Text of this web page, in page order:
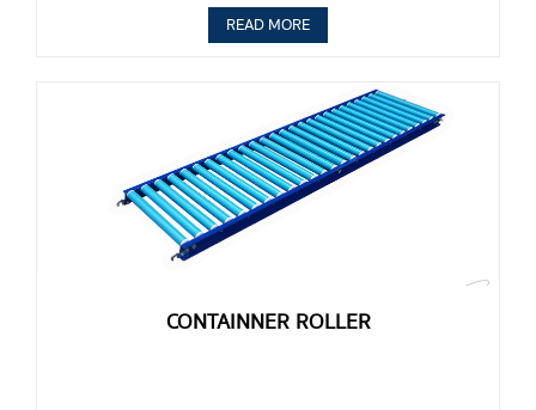
READ MORE
CONTAINNER ROLLER